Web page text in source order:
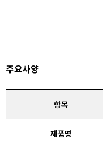
주요사양
항목
제품명